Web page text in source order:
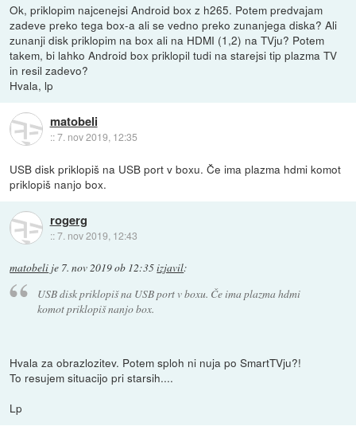
Ok, priklopim najcenejsi Android box z h265. Potem predvajam
zadeve preko tega box-a ali se vedno preko zunanjega diska? Ali
zunanji disk priklopim na box ali na HDMI (1,2) na TVju? Potem
takem, bi lahko Android box priklopil tudi na starejsi tip plazma TV
in resil zadevo?
Hvala, lp
matobeli
::7. nov 2019, 12:35
USB disk priklopiš na USB port v boxu. Če ima plazma hdmi komot
priklopiš nanjo box.
rogerg
::7. nov 2019, 12:43
matobeli je 7. nov 2019 ob 12:35izjavil:
USB disk priklopiš na USB port v boxu. Če ima plazma hdmi
komot priklopiš nanjo box.
Hvala za obrazlozitev. Potem sploh ni nuja po SmartTVju?!
To resujem situacijo pri starsih....
Lp